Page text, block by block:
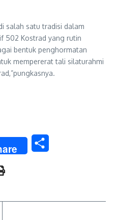
salah satu tradisi dalam
502 Kostrad yang rutin
bentuk penghormatan
mempererat tali silaturahmi